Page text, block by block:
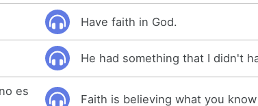
Have faith in God.
He had something that I didn't
es
Faith is believing what you